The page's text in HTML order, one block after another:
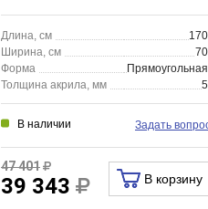
Длина, см
170
Ширина, см
70
Форма
Прямоугольная
Толщина акрила, мм
5
В наличии Задать
47 401
39 343 В корзину